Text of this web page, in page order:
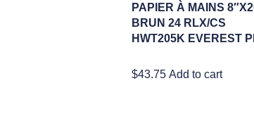
PAPIER À MAINS
BRUN 24 RLX/CS
HWT205K EVEREST
$43.75 Add to cart